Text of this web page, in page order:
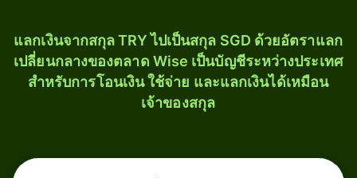
แลกเงินจากสกุล TRY ไปเป็นสกุล SGD ด้วยอัตราแลก
เปลี่ยนกลางของตลาด Wise เป็นบัญชีระหว่างประเทศ
สำหรับการโอนเงิน ใช้จ่าย และแลกเงินได้เหมือน
เจ้าของสกุล